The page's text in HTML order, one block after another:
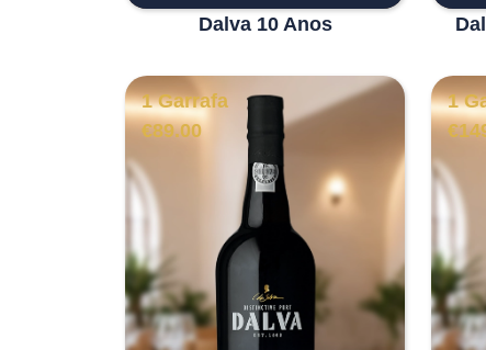
Dalva 10 Anos
1 Garrafa
€89.00
1
€